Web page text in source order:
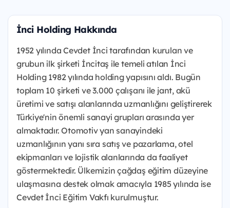
İnci Holding Hakkında
1952 yılında Cevdet İnci tarafından kurulan ve
grubun ilk şirketi İncitaş ile temeli atılan İnci
Holding 1982 yılında holding yapısını aldı. Bugün
toplam 10 şirketi ve 3.000 çalışanı ile jant, akü
üretimi ve satışı alanlarında uzmanlığını geliştirerek
Türkiye'nin önemli sanayi grupları arasında yer
almaktadır. Otomotiv yan sanayindeki
uzmanlığının yanı sıra satış ve pazarlama, otel
ekipmanları ve lojistik alanlarında da faaliyet
göstermektedir. Ülkemizin çağdaş eğitim düzeyine
ulaşmasına destek olmak amacıyla 1985 yılında ise
Cevdet İnci Eğitim Vakfı kurulmuştur.